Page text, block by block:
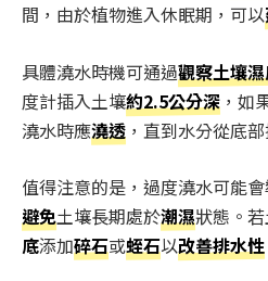
間，由於植物進入休眠期，可以
具體澆水時機可通過觀察土壤
度計插入土壤約2.5公分深 ，如
澆水時應澆透 ，直到水分從底
值得注意的是，過度澆水可能
避免土壤長期處於潮濕狀態。
底添加碎石或蛭石以改善排水性